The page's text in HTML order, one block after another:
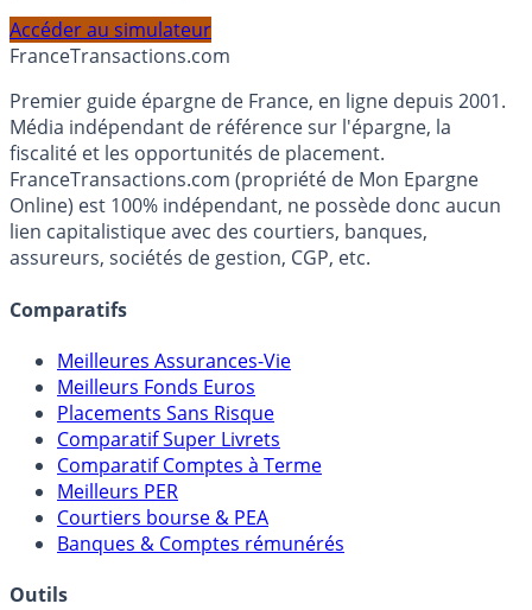
Accéder au simulateur
FranceTransactions.com
Premier guide épargne de France, en ligne depuis 2001.
Média indépendant de référence sur l'épargne, la
fiscalité et les opportunités de placement.
FranceTransactions.com (propriété de Mon Epargne
Online) est 100% indépendant, ne possède donc aucun
lien capitalistique avec des courtiers, banques,
assureurs, sociétés de gestion, CGP, etc.
Comparatifs
Meilleures Assurances-Vie
Meilleurs Fonds Euros
Placements Sans Risque
Comparatif Super Livrets
Comparatif Comptes à Terme
Meilleurs PER
Courtiers bourse & PEA
Banques & Comptes rémunérés
Outils